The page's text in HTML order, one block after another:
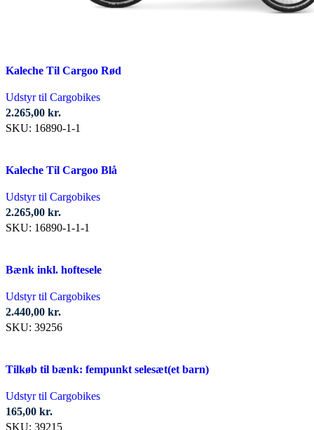
Kaleche Til Cargoo Rød
Udstyr til Cargobikes
2.265,00 kr.
SKU: 16890-1-1
Kaleche Til Cargoo Blå
Udstyr til Cargobikes
2.265,00 kr.
SKU: 16890-1-1-1
Bænk inkl. hoftesele
Udstyr til Cargobikes
2.440,00 kr.
SKU: 39256
Tilkøb til bænk: fempunkt selesæt(et barn)
Udstyr til Cargobikes
165,00 kr.
SKU: 39215